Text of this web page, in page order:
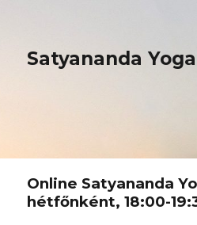
Satyananda Yoga
Online Satyananda
hétfőnként, 18:00-